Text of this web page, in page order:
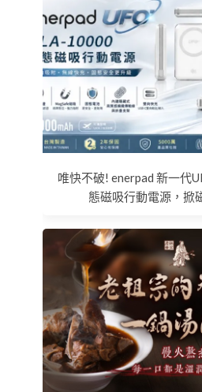
唯快不破! enerpad 新一代
態磁吸行動電源，掀